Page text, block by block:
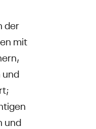
der
mit
und